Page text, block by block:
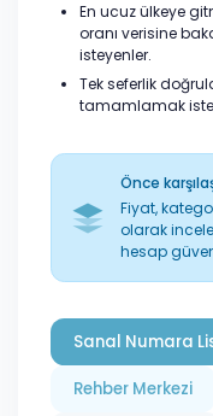
En ucuz ülkeye
oranı verisine
isteyenler.
Tek seferlik
tamamlamak
Önce
Fiyat,
olarak
hesap
Sanal Numara
Rehber Merkezi